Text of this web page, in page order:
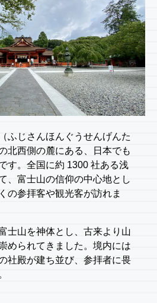
ふじさんほんぐうせんげんた
北西側の麓にある、日本でも
す。全国に約 1300 社ある浅
、富士山の信仰の中心地とし
の参拝客や観光客が訪れま
士山を神体とし、古来より山
められてきました。境内には
社殿が建ち並び、参拝者に畏